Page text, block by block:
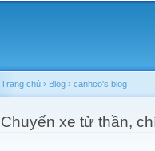
You are here
Trang chủ › Blog › canhco's blog
Chuyến xe tử thần,